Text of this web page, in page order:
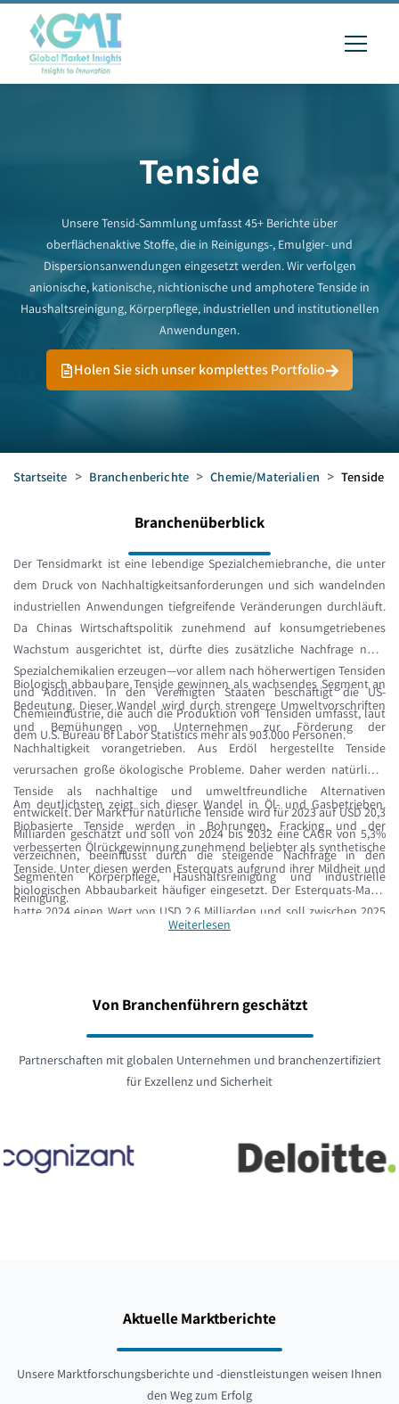
Tenside
Unsere Tensid-Sammlung umfasst 45+ Berichte über
oberflächenaktive Stoffe, die in Reinigungs-, Emulgier- und
Dispersionsanwendungen eingesetzt werden. Wir verfolgen
anionische, kationische, nichtionische und amphotere Tenside in
Haushaltsreinigung, Körperpflege, industriellen und institutionellen
Anwendungen.
Holen Sie sich unser komplettes Portfolio
Startseite > Branchenberichte > Chemie/Materialien > Tenside
Branchenüberblick
Der Tensidmarkt ist eine lebendige Spezialchemiebranche, die unter
dem Druck von Nachhaltigkeitsanforderungen und sich wandelnden
industriellen Anwendungen tiefgreifende Veränderungen durchläuft.
Da Chinas Wirtschaftspolitik zunehmend auf konsumgetriebenes
Wachstum ausgerichtet ist, dürfte dies zusätzliche Nachfrage nach
Spezialchemikalien erzeugen—vor allem nach höherwertigen Tensiden
und Additiven. In den Vereinigten Staaten beschäftigt die US-
Chemieindustrie, die auch die Produktion von Tensiden umfasst, laut
dem U.S. Bureau of Labor Statistics mehr als 903.000 Personen.
Biologisch abbaubare Tenside gewinnen als wachsendes Segment an
Bedeutung. Dieser Wandel wird durch strengere Umweltvorschriften
und Bemühungen von Unternehmen zur Förderung der
Nachhaltigkeit vorangetrieben. Aus Erdöl hergestellte Tenside
verursachen große ökologische Probleme. Daher werden natürliche
Tenside als nachhaltige und umweltfreundliche Alternativen
entwickelt. Der Markt für natürliche Tenside wird für 2023 auf USD 20,3
Milliarden geschätzt und soll von 2024 bis 2032 eine CAGR von 5,3%
verzeichnen, beeinflusst durch die steigende Nachfrage in den
Segmenten Körperpflege, Haushaltsreinigung und industrielle
Reinigung.
Am deutlichsten zeigt sich dieser Wandel in Öl- und Gasbetrieben.
Biobasierte Tenside werden in Bohrungen, Fracking und der
verbesserten Ölrückgewinnung zunehmend beliebter als synthetische
Tenside. Unter diesen werden Esterquats aufgrund ihrer Mildheit und
biologischen Abbaubarkeit häufiger eingesetzt. Der Esterquats-Markt
hatte 2024 einen Wert von USD 2,6 Milliarden und soll zwischen 2025
und 2034 mit einer CAGR von mehr als 9,2% wachsen, getragen durch
Weiterlesen
Von Branchenführern geschätzt
Partnerschaften mit globalen Unternehmen und branchenzertifiziert
für Exzellenz und Sicherheit
Aktuelle Marktberichte
Unsere Marktforschungsberichte und -dienstleistungen weisen Ihnen
den Weg zum Erfolg